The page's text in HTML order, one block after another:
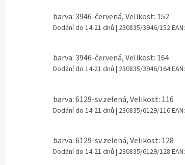
barva: 3946-červená, Velikost: 152
Dodání do 14-21 dnů | 230835/3946/152EAN:
barva: 3946-červená, Velikost: 164
Dodání do 14-21 dnů | 230835/3946/164EAN:
barva: 6129-sv.zelená, Velikost: 116
Dodání do 14-21 dnů | 230835/6129/116EAN:
barva: 6129-sv.zelená, Velikost: 128
Dodání do 14-21 dnů | 230835/6129/128 EAN: